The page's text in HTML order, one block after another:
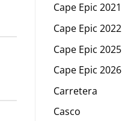
Cape Epic 2021
Cape Epic 2022
Cape Epic 2025
Cape Epic 2026
Carretera
Casco